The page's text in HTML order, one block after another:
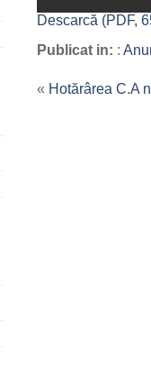
Descarcă (PDF,
Publicat in: :
« Hotărârea C.A